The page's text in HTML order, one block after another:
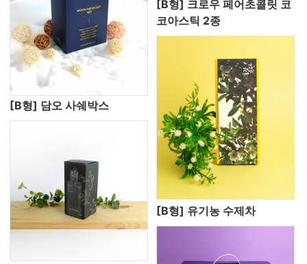
[B형] 담오 사쉐박스
[B형] 크로우 페어초콜릿 코
코아스틱 2종
[B형] 유기농 수제차